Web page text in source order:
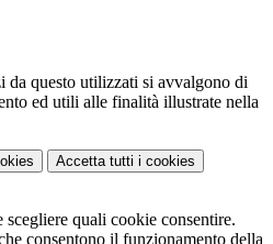
da questo utilizzati si avvalgono di
ed utili alle finalità illustrate nella
Accetta tutti i cookies
scegliere quali cookie consentire.
consentono il funzionamento della